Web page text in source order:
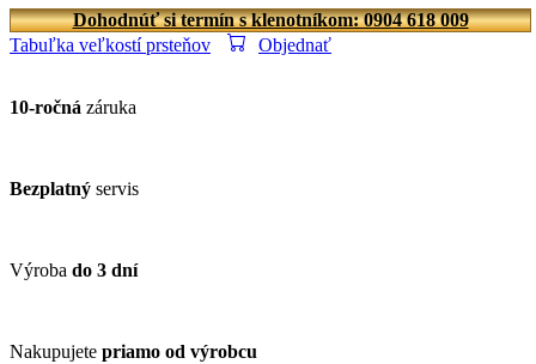
Dohodnúť si termín s klenotníkom: 0904 618 009
Tabuľka veľkostí prsteňov
Objednať
10-ročná záruka
Bezplatný servis
Výroba do 3 dní
Nakupujete priamo od výrobcu